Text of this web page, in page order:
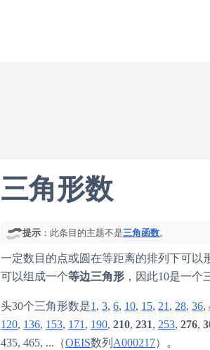
三角形数
提示 ：此条目的主题不是三角函数。
一定数目的点或圆在等距离的排列下可以
可以组成一个等边三角形 ，因此10是一个
头30个三角形数是1 ,3,6, 10, 15, 21 , 28,36,
120, 136, 153, 171 , 190,210,231, 253,276,
435, 465, ...（OEIS数列 A000217）。